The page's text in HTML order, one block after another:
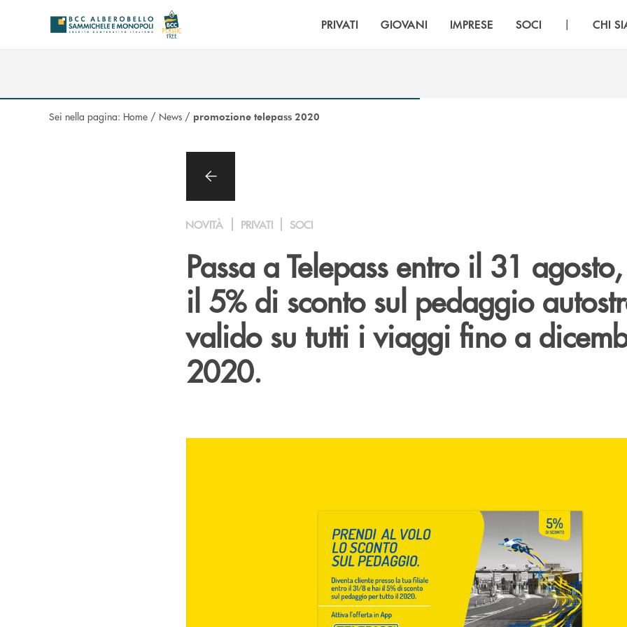
PRIVATI GIOVANI IMPRESE SOCI | CHI
Sei nella pagina: Home / News / promozione telepass 2020
NOVITÀ PRIVATI SOCI
Passa a Telepass entro il 31
il 5% di sconto sul pedaggio
valido su tutti i viaggi fino a
2020.